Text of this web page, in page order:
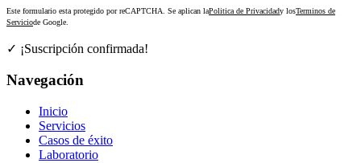
Este formulario esta protegido por reCAPTCHA. Se aplican laPolitica de Privacidady losTerminos de
Serviciode Google.
✓ ¡Suscripción confirmada!
Navegación
Inicio
Servicios
Casos de éxito
Laboratorio